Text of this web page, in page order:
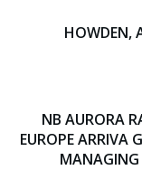
HOWDEN,
NB AURORA
EUROPE ARRIVA
MANAGING